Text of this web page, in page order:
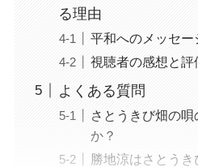
る理由
平和へのメッセ
視聴者の感想と評
よくある質問
さとうきび畑の
か？
勝地涼はさとう